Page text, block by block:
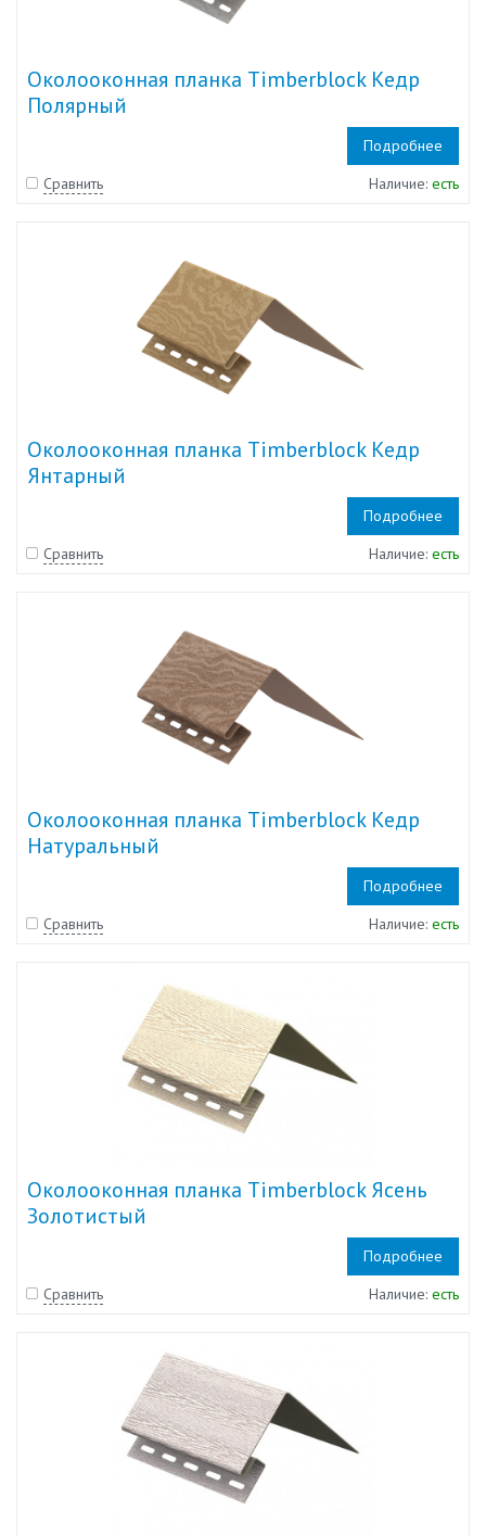
Околооконная планка Timberblock Кедр
Полярный
Подробнее
Сравнить
Наличие: есть
Околооконная планка Timberblock Кедр
Янтарный
Подробнее
Сравнить
Наличие: есть
Околооконная планка Timberblock Кедр
Натуральный
Подробнее
Сравнить
Наличие: есть
Околооконная планка Timberblock Ясень
Золотистый
Подробнее
Сравнить
Наличие: есть